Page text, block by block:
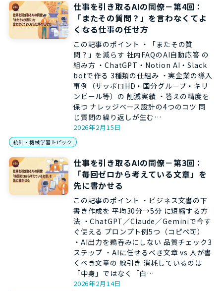
仕事を引き取るAIの同僚－第4回：
「またその質問？」を言わなくてよ
くなる仕事の任せ方
この記事のポイント ・「またその質
問？」を減らす 社内FAQのAI自動応答 の
組み方 ・ChatGPT・Notion AI・Slack
botで作る 3種類の仕組み ・実企業の導入
事例（サッポロHD・国分グループ・キリ
ンビール等）の 削減実績 ・答えの精度を
保つ ナレッジベース設計の4つのコツ 同
じ質問の繰り返しが生む…
2026年2月15日
統計・機械学習トピック
仕事を引き取るAIの同僚－第3回：
「毎回ゼロから考えている文章」を
先に書かせる
この記事のポイント ・ビジネス文書の下
書き作成を 平均30分→5分 に短縮する方
法 ・ChatGPT／Claude／Geminiで今す
ぐ使える プロンプト例5つ（コピペ可）
・AI出力を鵜呑みにしない 品質チェック3
ステップ ・AIに任せるべき文章 vs 人が書
くべき文章の 線引き 消耗しているのは
「中身」ではなく「白…
2026年2月14日